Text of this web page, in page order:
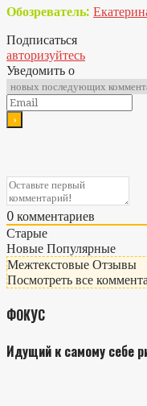
Обозреватель:
Подписаться
авторизуйтесь
Уведомить о
0 комментариев
Старые
Новые Популярные
Межтекстовые Отзывы
Посмотреть все
ФОКУС
Идущий к самому себе